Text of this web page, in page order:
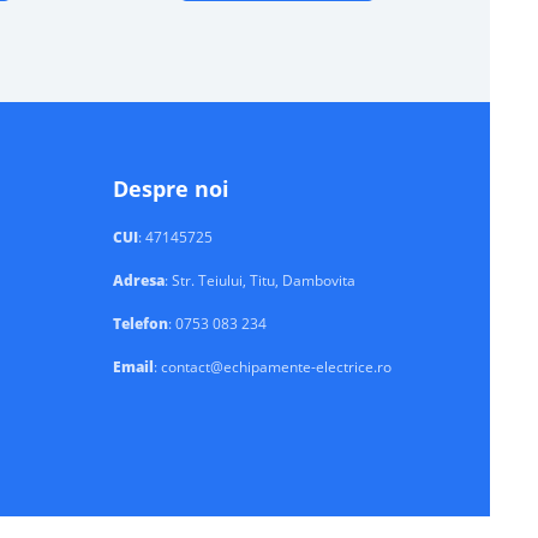
Despre noi
CUI: 47145725
Adresa: Str. Teiului, Titu, Dambovita
Telefon: 0753 083 234
Email: contact@echipamente-electrice.ro